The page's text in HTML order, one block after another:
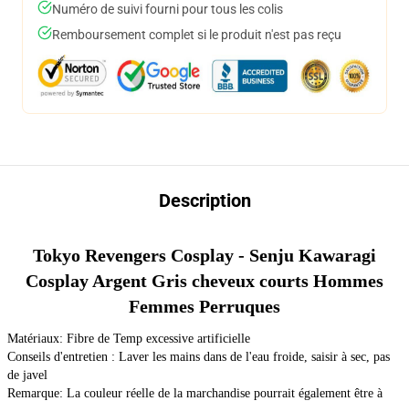
Numéro de suivi fourni pour tous les colis
Remboursement complet si le produit n'est pas reçu
Description
Tokyo Revengers Cosplay - Senju Kawaragi
Cosplay Argent Gris cheveux courts Hommes
Femmes Perruques
Matériaux: Fibre de Temp excessive artificielle
Conseils d'entretien : Laver les mains dans de l'eau froide, saisir à sec, pas
de javel
Remarque: La couleur réelle de la marchandise pourrait également être à